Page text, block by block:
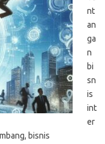
nt
an
ga
n
bi
sn
is
int
er
bisnis